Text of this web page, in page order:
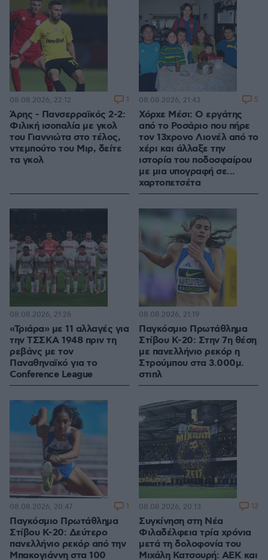
Άρης - Πανσερραϊκός 2-2:
Φιλική ισοπαλία με γκολ
του Γιαννιώτα στο τέλος,
ντεμπούτο του Μιρ, δείτε
τα γκολ
08.08.2026, 22:12 1
Χόρχε Μέσι: Ο εργάτης
από το Ροσάριο που πήρε
τον 13χρονο Λιονέλ από το
χέρι και άλλαξε την
ιστορία του ποδοσφαίρου
με μια υπογραφή σε...
χαρτοπετσέτα
08.08.2026, 21:43 5
«Τριάρα» με 11 αλλαγές για
την ΤΣΣΚΑ 1948 πριν τη
ρεβάνς με τον
Παναθηναϊκό για το
Conference League
08.08.2026, 21:26
Παγκόσμιο Πρωτάθλημα
Στίβου Κ-20: Στην 7η θέση
με πανελλήνιο ρεκόρ η
Στρούμπου στα 3.000μ.
στιπλ
08.08.2026, 21:19
Παγκόσμιο Πρωτάθλημα
Στίβου Κ-20: Δεύτερο
πανελλήνιο ρεκόρ από την
Μπακογιάννη στα 100
08.08.2026, 20:47 1
Συγκίνηση στη Νέα
Φιλαδέλφεια τρία χρόνια
μετά τη δολοφονία του
Μιχάλη Κατσουρή: ΑΕΚ και
08.08.2026, 20:13 12